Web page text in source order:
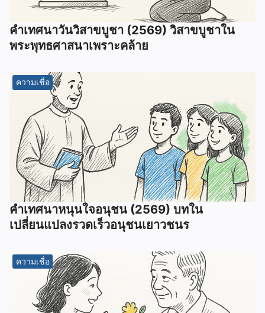
คำเทศนาวันวิสาขบูชา (2569) วิสาขบูชาใน
พระพุทธศาสนาเพราะคล้าย
ความเชื่อ
คำเทศนาหนุนใจอนุชน (2569) บทใน
เปลี่ยนแปลงรวดเร็วอนุชนเยาวชนร
ความเชื่อ